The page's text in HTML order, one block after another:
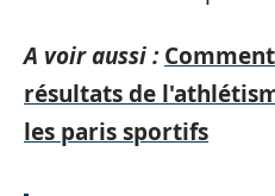
A voir aussi :
résultats de
les paris sportifs